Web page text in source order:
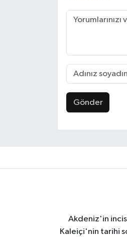
Gönder
Akdeniz'in incisi
Kaleiçi'nin tarihi